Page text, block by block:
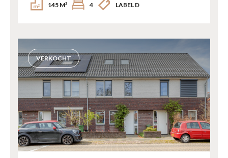
145 M² 4 LABEL D
VERKOCHT